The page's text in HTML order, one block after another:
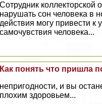
Сотрудник коллекторской
нарушать сон человека в
действия могу привести к
самочувствия человека...
Как понять что пришла
непригодности, и вы
плохим здоровьем...